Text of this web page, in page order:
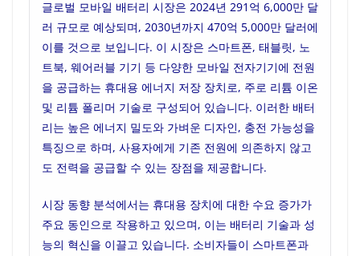
글로벌 모바일 배터리 시장은 2024년 291억 6,000만 달
러 규모로 예상되며, 2030년까지 470억 5,000만 달러에
이를 것으로 보입니다. 이 시장은 스마트폰, 태블릿, 노
트북, 웨어러블 기기 등 다양한 모바일 전자기기에 전원
을 공급하는 휴대용 에너지 저장 장치로, 주로 리튬 이온
및 리튬 폴리머 기술로 구성되어 있습니다. 이러한 배터
리는 높은 에너지 밀도와 가벼운 디자인, 충전 가능성을
특징으로 하며, 사용자에게 기존 전원에 의존하지 않고
도 전력을 공급할 수 있는 장점을 제공합니다.
시장 동향 분석에서는 휴대용 장치에 대한 수요 증가가
주요 동인으로 작용하고 있으며, 이는 배터리 기술과 성
능의 혁신을 이끌고 있습니다. 소비자들이 스마트폰과